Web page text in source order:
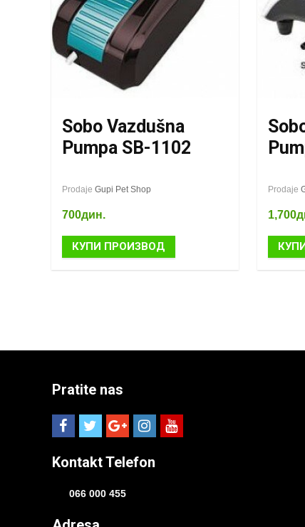
Sobo Vazdušna
Pumpa SB-1102
ProdajeGupi Pet Shop
700дин.
КУПИ ПРОИЗВОД
Prodaje
1,700
Pratite nas
Kontakt Telefon
066 000 455